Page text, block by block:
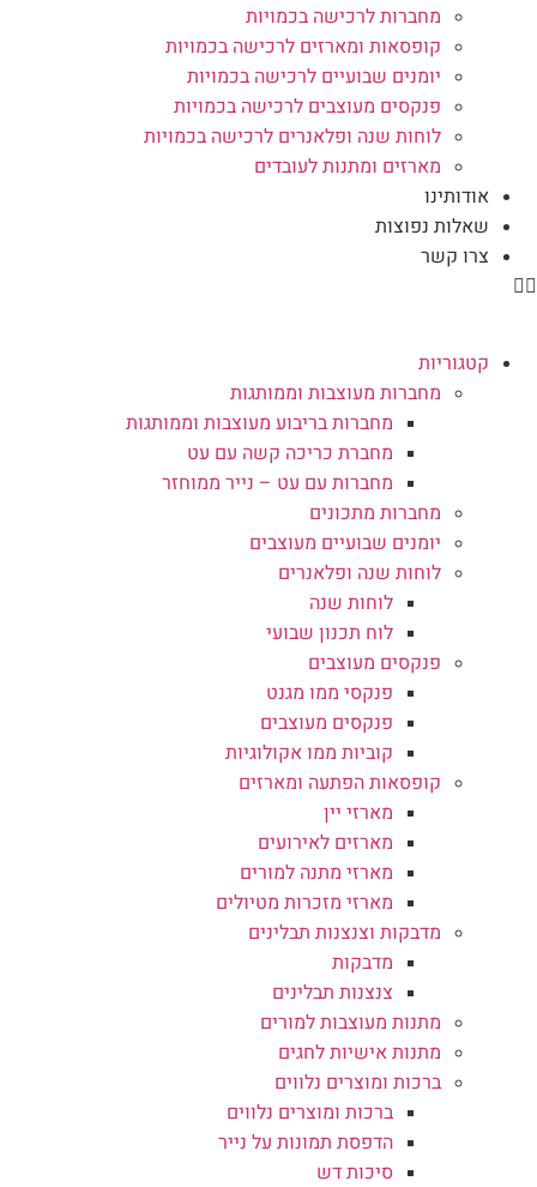
מחברות לרכישה בכמויות
קופסאות ומארזים לרכישה בכמויות
יומנים שבועיים לרכישה בכמויות
פנקסים מעוצבים לרכישה בכמויות
לוחות שנה ופלאנרים לרכישה בכמויות
מארזים ומתנות לעובדים
אודותינו
שאלות נפוצות
צרו קשר
קטגוריות
מחברות מעוצבות וממותגות
מחברות בריבוע מעוצבות וממותגות
מחברת כריכה קשה עם עט
מחברות עם עט – נייר ממוחזר
מחברות מתכונים
יומנים שבועיים מעוצבים
לוחות שנה ופלאנרים
לוחות שנה
לוח תכנון שבועי
פנקסים מעוצבים
פנקסי ממו מגנט
פנקסים מעוצבים
קוביות ממו אקולוגיות
קופסאות הפתעה ומארזים
מארזי יין
מארזים לאירועים
מארזי מתנה למורים
מארזי מזכרות מטיולים
מדבקות וצנצנות תבלינים
מדבקות
צנצנות תבלינים
מתנות מעוצבות למורים
מתנות אישיות לחגים
ברכות ומוצרים נלווים
ברכות ומוצרים נלווים
הדפסת תמונות על נייר
סיכות דש